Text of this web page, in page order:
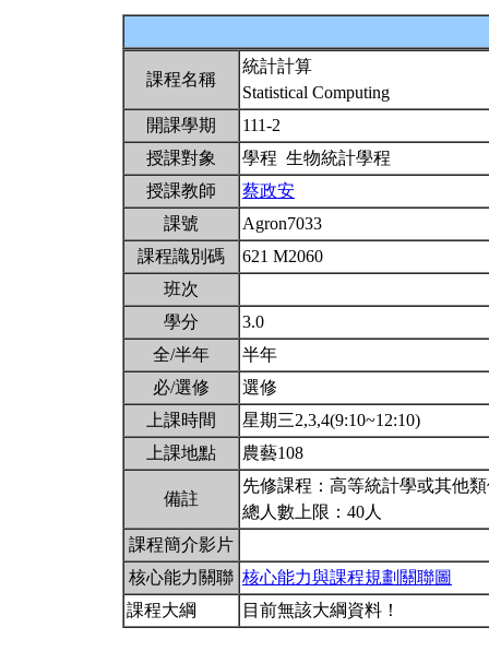
課程名稱
統計計算
Statistical Computing
開課學期
111-2
授課對象
學程 生物統計學程
授課教師
蔡政安
課號
Agron7033
課程識別碼
621 M2060
班次
學分
3.0
全/半年
半年
必/選修
選修
上課時間
星期三2,3,4(9:10~12:10)
上課地點
農藝108
備註
先修課程：高等統計學或其他
總人數上限：40人
課程簡介影片
核心能力關聯 核心能力與課程規劃關聯圖
課程大綱
目前無該大綱資料！